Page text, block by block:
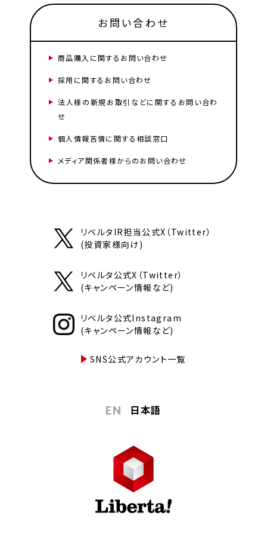
お問い合わせ
商品購入に関するお問い合わせ
採用に関するお問い合わせ
法人様の新規お取引などに関するお問い合わ
せ
個人情報苦情に関する相談窓口
メディア関係者様からのお問い合わせ
リベルタIR担当公式X（Twitter）
(投資家様向け)
リベルタ公式X（Twitter）
(キャンペーン情報など)
リベルタ公式Instagram
(キャンペーン情報など)
SNS公式アカウント一覧
EN 日本語